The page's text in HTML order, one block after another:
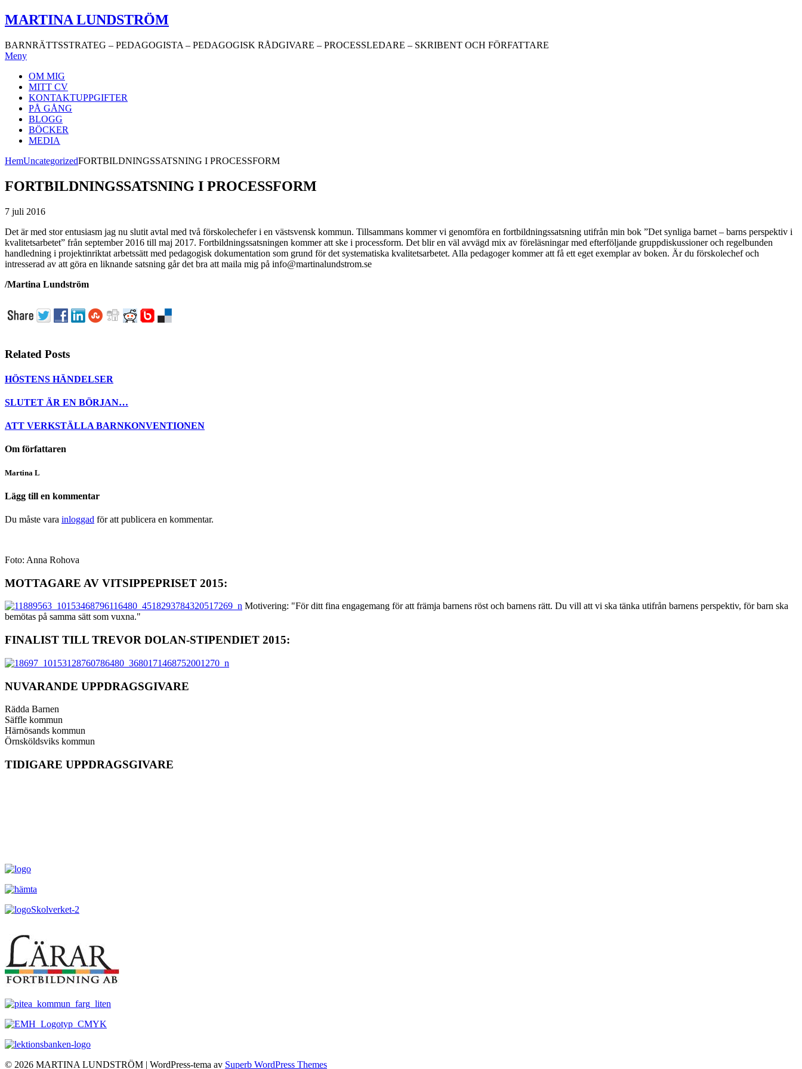
Hoppa
till
MARTINA LUNDSTRÖM
BARNRÄTTSSTRATEG – PEDAGOGISTA – PEDAGOGISK RÅDGIVARE – PROCESSLEDARE – SKRIBENT OCH FÖRFATTARE
Meny
OM MIG
MITT CV
KONTAKTUPPGIFTER
PÅ GÅNG
BLOGG
BÖCKER
MEDIA
HemUncategorizedFORTBILDNINGSSATSNING I PROCESSFORM
FORTBILDNINGSSATSNING I PROCESSFORM
7 juli 2016
Det är med stor entusiasm jag nu slutit avtal med två förskolechefer i en västsvensk kommun. Tillsammans kommer vi genomföra en fortbildningssatsning utifrån min bok ”Det synliga barnet – barns perspektiv i
kvalitetsarbetet” från september 2016 till maj 2017. Fortbildningssatsningen kommer att ske i processform. Det blir en väl avvägd mix av föreläsningar med efterföljande gruppdiskussioner och regelbunden
handledning i projektinriktat arbetssätt med pedagogisk dokumentation som grund för det systematiska kvalitetsarbetet. Alla pedagoger kommer att få ett eget exemplar av boken. Är du förskolechef och
intresserad av att göra en liknande satsning går det bra att maila mig på info@martinalundstrom.se
/Martina Lundström
Related Posts
HÖSTENS HÄNDELSER
SLUTET ÄR EN BÖRJAN…
ATT VERKSTÄLLA BARNKONVENTIONEN
Om författaren
Martina L
Lägg till en kommentar
Du måste vara inloggad för att publicera en kommentar.
Foto: Anna Rohova
MOTTAGARE AV VITSIPPEPRISET 2015:
Motivering: "För ditt fina engagemang för att främja barnens röst och barnens rätt. Du vill att vi ska tänka utifrån barnens perspektiv, för barn ska
bemötas på samma sätt som vuxna."
FINALIST TILL TREVOR DOLAN-STIPENDIET 2015:
NUVARANDE UPPDRAGSGIVARE
Rädda Barnen
Säffle kommun
Härnösands kommun
Örnsköldsviks kommun
TIDIGARE UPPDRAGSGIVARE
© 2026 MARTINA LUNDSTRÖM | WordPress-tema av Superb WordPress Themes